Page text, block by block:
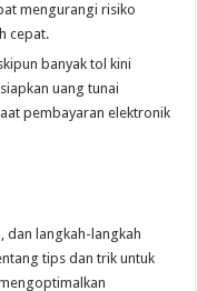
mengurangi risiko
cepat.
banyak tol kini
uang tunai
pembayaran elektronik
dan langkah-langkah
tips dan trik untuk